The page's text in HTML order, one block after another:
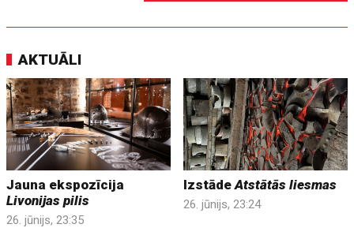
AKTUĀLI
Jauna ekspozīcija
Livonijas pilis
26. jūnijs, 23:35
IzstādeAtstātās liesmas
26. jūnijs, 23:24